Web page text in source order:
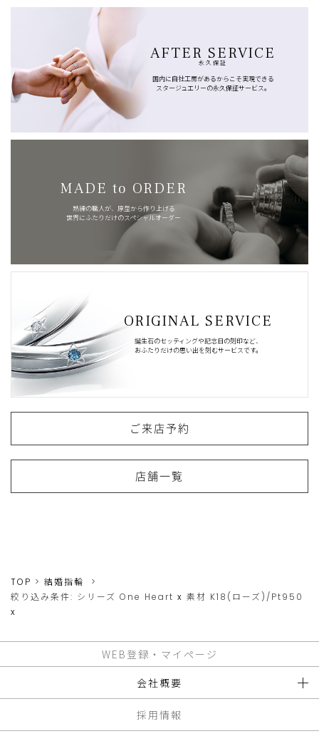
AFTER SERVICE
永久保証
国内に自社工房があるからこそ実現できる
スタージュエリーの永久保証サービス。
MADE to ORDER
熟練の職人が、原型から作り上げる
世界にふたりだけのスペシャルオーダー
ORIGINAL SERVICE
誕生石のセッティングや記念日の刻印など、
おふたりだけの思い出を刻むサービスです。
ご来店予約
店舗一覧
TOP
結婚指輪
絞り込み条件: シリーズ One Heart x 素材 K18(ローズ)/Pt950
x
WEB登録・マイページ
会社概要
採用情報